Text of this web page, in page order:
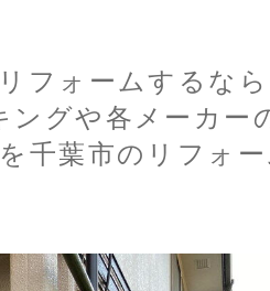
フォームするなら
グや各メーカー
千葉市のリフォー